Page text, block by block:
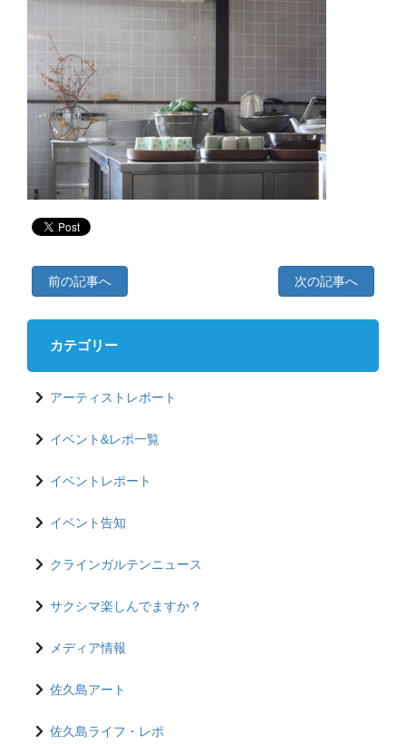
前の記事へ 次の記事へ
カテゴリー
アーティストレポート
イベント&レポ一覧
イベントレポート
イベント告知
クラインガルテンニュース
サクシマ楽しんでますか？
メディア情報
佐久島アート
佐久島ライフ・レポ